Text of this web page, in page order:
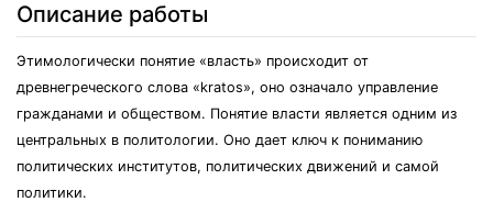
Описание работы
Этимологически понятие «власть» происходит от
древнегреческого слова «kratos», оно означало управление
гражданами и обществом. Понятие власти является одним из
центральных в политологии. Оно дает ключ к пониманию
политических институтов, политических движений и самой
политики.